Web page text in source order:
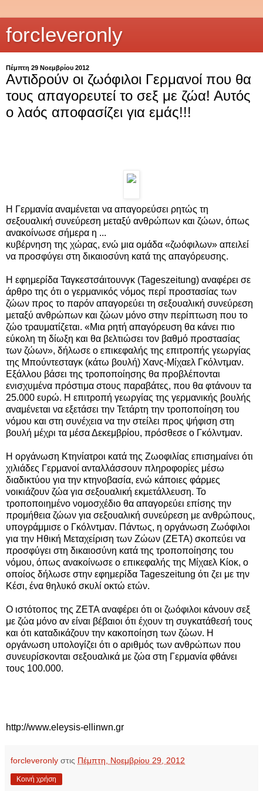
forcleveronly
Πέμπτη 29 Νοεμβρίου 2012
Αντιδρούν οι ζωόφιλοι Γερμανοί που θα
τους απαγορευτεί το σεξ με ζώα! Αυτός
ο λαός αποφασίζει για εμάς!!!
Η Γερμανία αναμένεται να απαγορεύσει ρητώς τη
σεξουαλική συνεύρεση μεταξύ ανθρώπων και ζώων, όπως
ανακοίνωσε σήμερα η ...
κυβέρνηση της χώρας, ενώ μια ομάδα «ζωόφιλων» απειλεί
να προσφύγει στη δικαιοσύνη κατά της απαγόρευσης.
Η εφημερίδα Ταγκεστσάιτουνγκ (Tageszeitung) αναφέρει σε
άρθρο της ότι ο γερμανικός νόμος περί προστασίας των
ζώων προς το παρόν απαγορεύει τη σεξουαλική συνεύρεση
μεταξύ ανθρώπων και ζώων μόνο στην περίπτωση που το
ζώο τραυματίζεται. «Μια ρητή απαγόρευση θα κάνει πιο
εύκολη τη δίωξη και θα βελτιώσει τον βαθμό προστασίας
των ζώων», δήλωσε ο επικεφαλής της επιτροπής γεωργίας
της Μπούντεσταγκ (κάτω βουλή) Χανς-Μίχαελ Γκόλντμαν.
Εξάλλου βάσει της τροποποίησης θα προβλέπονται
ενισχυμένα πρόστιμα στους παραβάτες, που θα φτάνουν τα
25.000 ευρώ. Η επιτροπή γεωργίας της γερμανικής βουλής
αναμένεται να εξετάσει την Τετάρτη την τροποποίηση του
νόμου και στη συνέχεια να την στείλει προς ψήφιση στη
βουλή μέχρι τα μέσα Δεκεμβρίου, πρόσθεσε ο Γκόλντμαν.
Η οργάνωση Κτηνίατροι κατά της Ζωοφιλίας επισημαίνει ότι
χιλιάδες Γερμανοί ανταλλάσσουν πληροφορίες μέσω
διαδικτύου για την κτηνοβασία, ενώ κάποιες φάρμες
νοικιάζουν ζώα για σεξουαλική εκμετάλλευση. Το
τροποποιημένο νομοσχέδιο θα απαγορεύει επίσης την
προμήθεια ζώων για σεξουαλική συνεύρεση με ανθρώπους,
υπογράμμισε ο Γκόλντμαν. Πάντως, η οργάνωση Ζωόφιλοι
για την Ηθική Μεταχείριση των Ζώων (ZETA) σκοπεύει να
προσφύγει στη δικαιοσύνη κατά της τροποποίησης του
νόμου, όπως ανακοίνωσε ο επικεφαλής της Μίχαελ Κίοκ, ο
οποίος δήλωσε στην εφημερίδα Tageszeitung ότι ζει με την
Κέσι, ένα θηλυκό σκυλί οκτώ ετών.
Ο ιστότοπος της ZETA αναφέρει ότι οι ζωόφιλοι κάνουν σεξ
με ζώα μόνο αν είναι βέβαιοι ότι έχουν τη συγκατάθεσή τους
και ότι καταδικάζουν την κακοποίηση των ζώων. Η
οργάνωση υπολογίζει ότι ο αριθμός των ανθρώπων που
συνευρίσκονται σεξουαλικά με ζώα στη Γερμανία φθάνει
τους 100.000.
http://www.eleysis-ellinwn.gr
forcleveronly στις Πέμπτη, Νοεμβρίου 29, 2012
Κοινή χρήση